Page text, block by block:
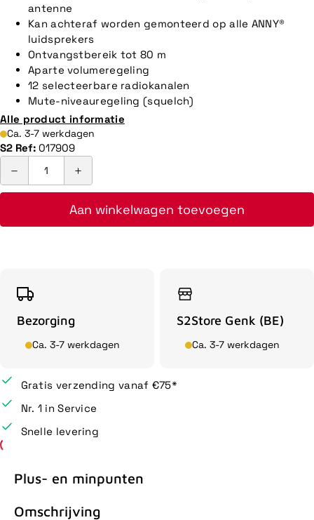
antenne
Kan achteraf worden gemonteerd op alle ANNY®
luidsprekers
Ontvangstbereik tot 80 m
Aparte volumeregeling
12 selecteerbare radiokanalen
Mute-niveauregeling (squelch)
Alle product informatie
Ca. 3-7 werkdagen
S2 Ref: 017909
Aan winkelwagen toevoegen
Bezorging
Ca. 3-7 werkdagen
S2Store Genk (BE)
Ca. 3-7 werkdagen
Gratis verzending vanaf €75*
Nr. 1 in Service
Snelle levering
Plus- en minpunten
Omschrijving